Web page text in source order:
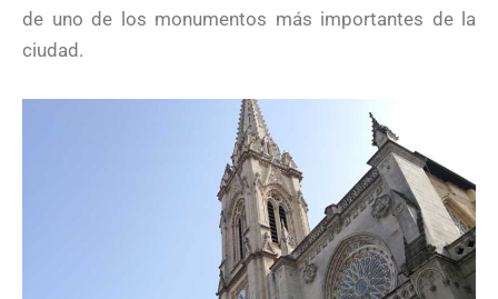
de uno de los monumentos más importantes de la
ciudad.